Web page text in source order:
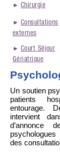
► Chirurgie
► Consultations
externes
► Court Séjour
Gériatrique
Un soutien
patients
entourage.
intervient
d’annonce
psychologues
des